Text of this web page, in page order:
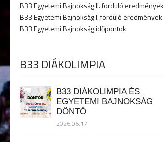
B33 Egyetemi Bajnokság II. forduló eredmények
B33 Egyetemi Bajnokság I. forduló eredmények
B33 Egyetemi Bajnokság időpontok
B33 DIÁKOLIMPIA
B33 DIÁKOLIMPIA ÉS
EGYETEMI BAJNOKSÁG
DÖNTŐ
2026.06.17.